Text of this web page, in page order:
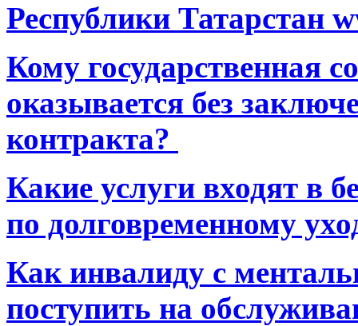
Республики Татарстан
Кому государственная
оказывается без
контракта?
Какие услуги входят в
по долговременному
Как инвалиду с
поступить на